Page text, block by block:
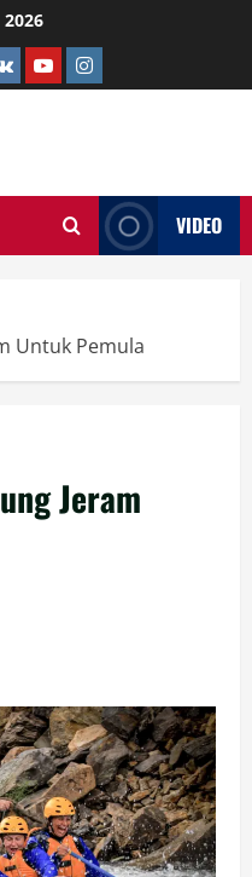
YoutubeInstagram
VIDEO
Untuk Pemula
Jeram